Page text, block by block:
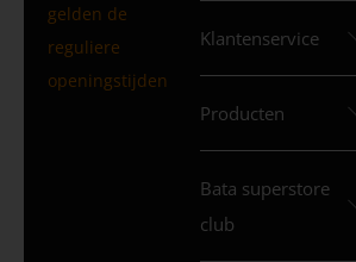
gelden de
reguliere
openingstijden
Klantenservice
Producten
Bata superstore
club